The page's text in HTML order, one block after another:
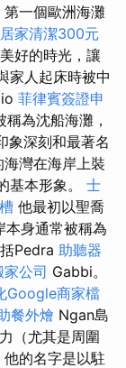
第一個歐洲海灘
家清潔300元
好的時光，讓
家人起床時被中
菲律賓簽證申
為沈船海灘，
象深刻和最著名
海灣在海岸上裝
基本形象。 士
他最初以聖喬
本身通常被稱為
Pedra 助聽器
家公司 Gabbi。
Google商家檔
餐外燴 Ngan島
（尤其是周圍
他的名字是以駐